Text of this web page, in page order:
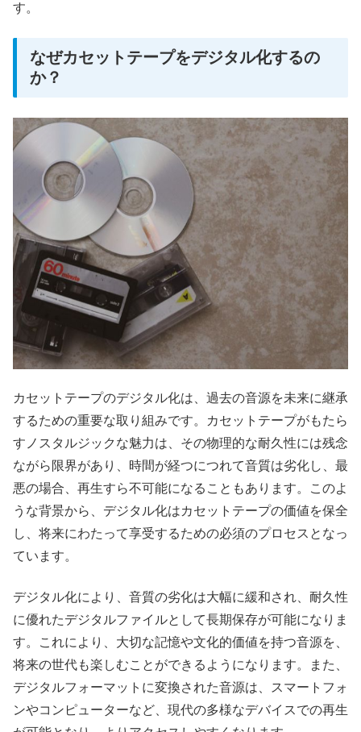
す。
なぜカセットテープをデジタル化するの
か？
カセットテープのデジタル化は、過去の音源を未来に継承
するための重要な取り組みです。カセットテープがもたら
すノスタルジックな魅力は、その物理的な耐久性には残念
ながら限界があり、時間が経つにつれて音質は劣化し、最
悪の場合、再生すら不可能になることもあります。このよ
うな背景から、デジタル化はカセットテープの価値を保全
し、将来にわたって享受するための必須のプロセスとなっ
ています。
デジタル化により、音質の劣化は大幅に緩和され、耐久性
に優れたデジタルファイルとして長期保存が可能になりま
す。これにより、大切な記憶や文化的価値を持つ音源を、
将来の世代も楽しむことができるようになります。また、
デジタルフォーマットに変換された音源は、スマートフォ
ンやコンピューターなど、現代の多様なデバイスでの再生